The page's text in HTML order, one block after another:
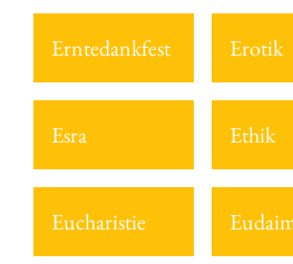
Erntedankfest Erotik
Esra Ethik
Eucharistie